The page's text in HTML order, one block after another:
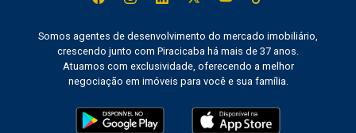
Somos agentes de desenvolvimento do mercado imobiliário,
crescendo junto com Piracicaba há mais de 37 anos.
Atuamos com exclusividade, oferecendo a melhor
negociação em imóveis para você e sua família.